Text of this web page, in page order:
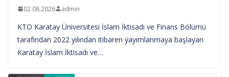
02.08.2026 admin
KTO Karatay Üniversitesi İslam İktisadı ve Finans Bölümü
tarafından 2022 yılından itibaren yayımlanmaya başlayan
Karatay İslam İktisadı ve…